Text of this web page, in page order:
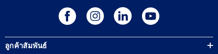
ลูกค้าสัมพันธ์